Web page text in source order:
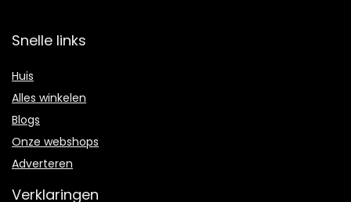
Snelle links
Huis
Alles winkelen
Blogs
Onze webshops
Adverteren
Verklaringen